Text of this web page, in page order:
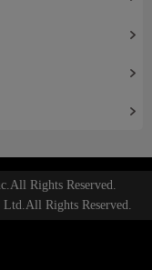
Rights Reserved.
Rights Reserved.